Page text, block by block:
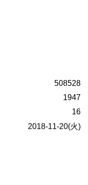
508528
1947
16
2018-11-20(火)